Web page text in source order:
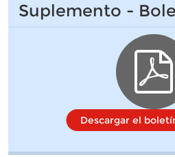
Suplemento -
Descargar el